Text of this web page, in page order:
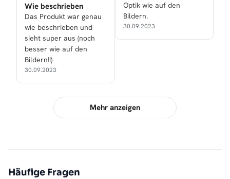
Wie beschrieben
Das Produkt war genau
wie beschrieben und
sieht super aus (noch
besser wie auf den
Bildern!!)
30.09.2023
Optik wie auf den
Bildern.
30.09.2023
Mehr anzeigen
Häufige Fragen